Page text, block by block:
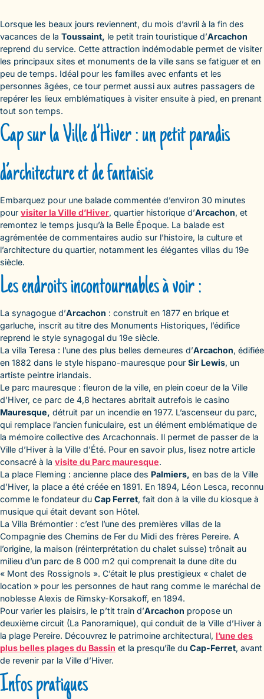
Lorsque les beaux jours reviennent, du mois d’avril à la fin des
vacances de la Toussaint, le petit train touristique d’Arcachon
reprend du service. Cette attraction indémodable permet de visiter
les principaux sites et monuments de la ville sans se fatiguer et en
peu de temps. Idéal pour les familles avec enfants et les
personnes âgées, ce tour permet aussi aux autres passagers de
repérer les lieux emblématiques à visiter ensuite à pied, en prenant
tout son temps.
Cap sur la Ville d’Hiver : un petit paradis
d’architecture et de fantaisie
Embarquez pour une balade commentée d’environ 30 minutes
pour visiter la Ville d’Hiver, quartier historique d’Arcachon, et
remontez le temps jusqu’à la Belle Époque. La balade est
agrémentée de commentaires audio sur l’histoire, la culture et
l’architecture du quartier, notamment les élégantes villas du 19e
siècle.
Les endroits incontournables à voir :
La synagogue d’Arcachon : construit en 1877 en brique et
garluche, inscrit au titre des Monuments Historiques, l’édifice
reprend le style synagogal du 19e siècle.
La villa Teresa : l’une des plus belles demeures d’Arcachon, édifiée
en 1882 dans le style hispano-mauresque pour Sir Lewis, un
artiste peintre irlandais.
Le parc mauresque : fleuron de la ville, en plein coeur de la Ville
d’Hiver, ce parc de 4,8 hectares abritait autrefois le casino
Mauresque, détruit par un incendie en 1977. L’ascenseur du parc,
qui remplace l’ancien funiculaire, est un élément emblématique de
la mémoire collective des Arcachonnais. Il permet de passer de la
Ville d’Hiver à la Ville d’Été. Pour en savoir plus, lisez notre article
consacré à la visite du Parc mauresque.
La place Fleming : ancienne place des Palmiers, en bas de la Ville
d’Hiver, la place a été créée en 1891. En 1894, Léon Lesca, reconnu
comme le fondateur du Cap Ferret, fait don à la ville du kiosque à
musique qui était devant son Hôtel.
La Villa Brémontier : c’est l’une des premières villas de la
Compagnie des Chemins de Fer du Midi des frères Pereire. A
l’origine, la maison (réinterprétation du chalet suisse) trônait au
milieu d’un parc de 8 000 m2 qui comprenait la dune dite du
« Mont des Rossignols ». C’était le plus prestigieux « chalet de
location » pour les personnes de haut rang comme le maréchal de
noblesse Alexis de Rimsky-Korsakoff, en 1894.
Pour varier les plaisirs, le p’tit train d’Arcachon propose un
deuxième circuit (La Panoramique), qui conduit de la Ville d’Hiver à
la plage Pereire. Découvrez le patrimoine architectural, l’une des
plus belles plages du Bassin et la presqu’île du Cap-Ferret, avant
de revenir par la Ville d’Hiver.
Infos pratiques